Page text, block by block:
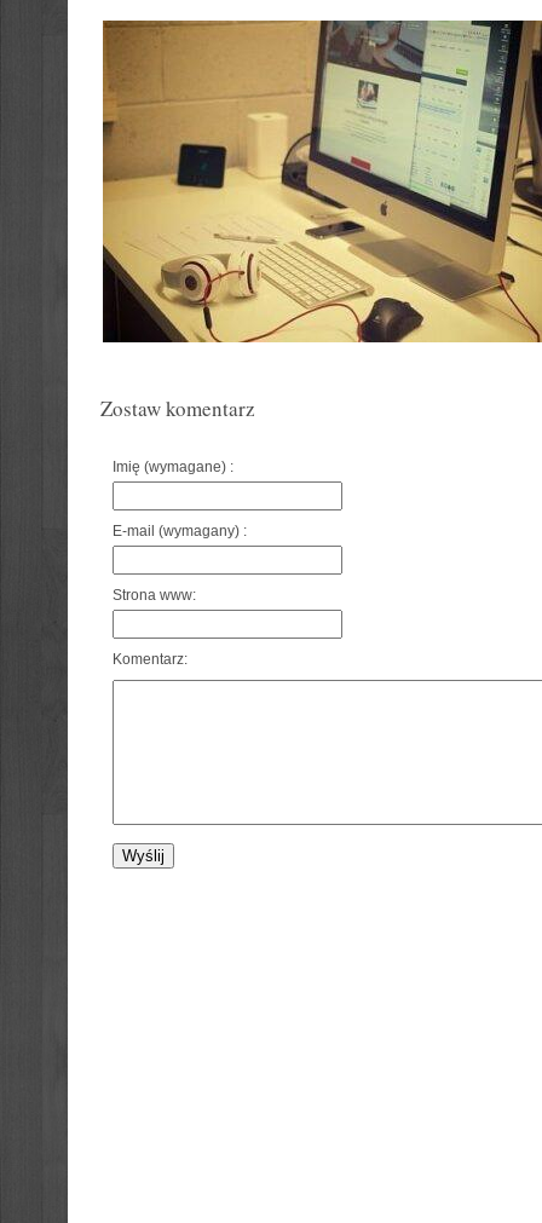
Zostaw komentarz
Imię (wymagane) :
E-mail (wymagany) :
Strona www:
Komentarz: